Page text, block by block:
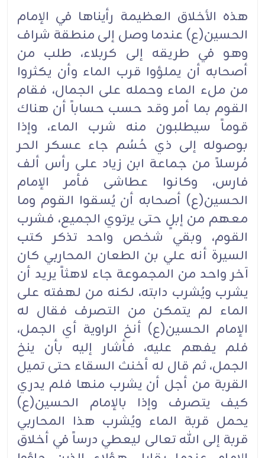
هذه الأخلاق العظيمة رأيناها في الإمام
الحسين(ع) عندما وصل إلى منطقة شراف
وهو في طريقه إلى كربلاء، طلب من
أصحابه أن يملؤوا قرب الماء وأن يكثروا
من ملء الماء وحمله على الجمال، فقام
القوم بما أمر وقد حسب حساباً أن هناك
قوماً سيطلبون منه شرب الماء، وإذا
بوصوله إلى ذي حُسُم جاء عسكر الحر
مُرسلاً من جماعة ابن زياد على رأس ألف
فارس، وكانوا عطاشى فأمر الإمام
الحسين(ع) أصحابه أن يُسقوا القوم وما
معهم من إبلٍ حتى يرتوي الجميع، فشرب
القوم، وبقي شخص واحد تذكر كتب
السيرة أنه علي بن الطعان المحاربي كان
آخر واحد من المجموعة جاء لاهثاً يريد أن
يشرب ويُشرب دابته، لكنه من لهفته على
الماء لم يتمكن من التصرف فقال له
الإمام الحسين(ع) أنخ الراوية أي الجمل،
فلم يفهم عليه، فأشار إليه بأن ينخ
الجمل، ثم قال له أخنث السقاء حتى تميل
القربة من أجل أن يشرب منها فلم يدري
كيف يتصرف وإذا بالإمام الحسين(ع)
يحمل قربة الماء ويُشرب هذا المحاربي
قربة إلى الله تعالى ليعطي درساً في أخلاق